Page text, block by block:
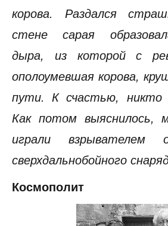
корова. Раздался
стене сарая
дыра, из которой с
ополоумевшая корова,
пути. К счастью, никто
Как потом выяснилось,
играли взрывателем
сверхдальнобойного
Космополит